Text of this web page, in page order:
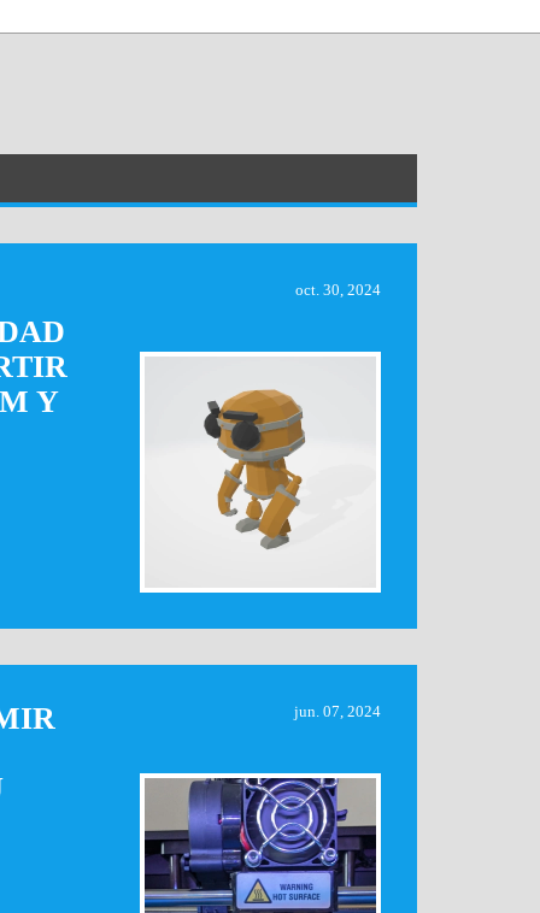
Y
oct. 30, 2024
jun. 07, 2024